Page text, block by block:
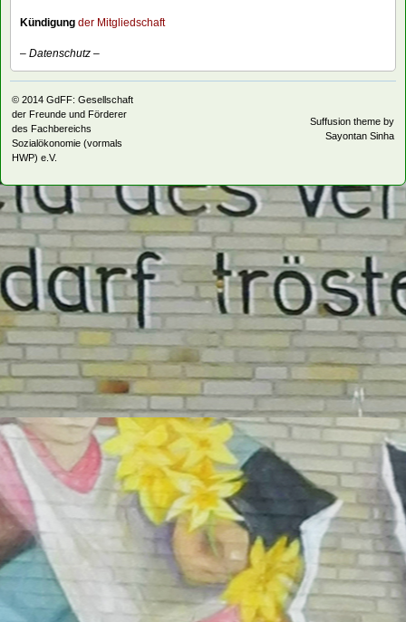
Kündigung der Mitgliedschaft
– Datenschutz –
© 2014 GdFF: Gesellschaft
der Freunde und Förderer
des Fachbereichs
Sozialökonomie (vormals
HWP) e.V.
Suffusion theme by
Sayontan Sinha